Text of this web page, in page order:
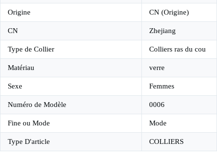
Origine CN (Origine)
CN Zhejiang
Type de Collier Colliers ras du cou
Matériau verre
Sexe Femmes
Numéro de Modèle 0006
Fine ou Mode Mode
Type D'article COLLIERS